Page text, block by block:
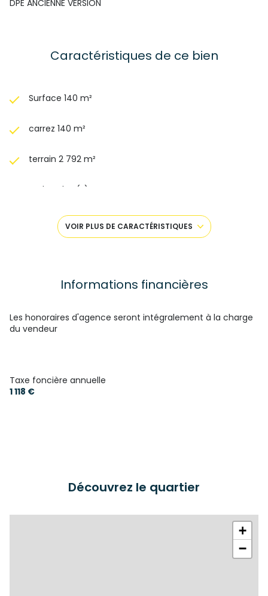
DPE ANCIENNE VERSION
Caractéristiques de ce bien
Surface 140 m²
carrez 140 m²
terrain 2 792 m²
4 chambre(s)
2 salle(s) d'eau
cuisine séparée (équipée)
Chauffage individuel : radiateur (fioul)
VOIR PLUS DE CARACTÉRISTIQUES
Informations financières
Les honoraires d'agence seront intégralement à la charge
du vendeur
Taxe foncière annuelle
1 118 €
Découvrez le quartier
+
−